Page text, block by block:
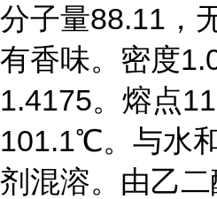
分子量88.11，
有香味。密度
1.4175。熔点
101.1℃。与水
剂混溶。由乙